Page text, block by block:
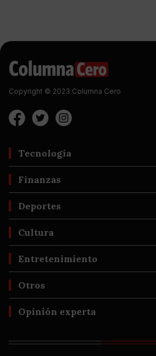
Copyright © 2023 Columna Cero
Tecnología
Finanzas
Deportes
Cultura
Entretenimiento
Otros
Opinión experta